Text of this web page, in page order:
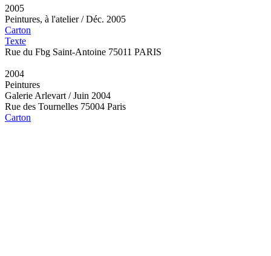
2005
Peintures, à l'atelier / Déc. 2005
Carton
Texte
Rue du Fbg Saint-Antoine 75011 PARIS
2004
Peintures
Galerie Arlevart / Juin 2004
Rue des Tournelles 75004 Paris
Carton